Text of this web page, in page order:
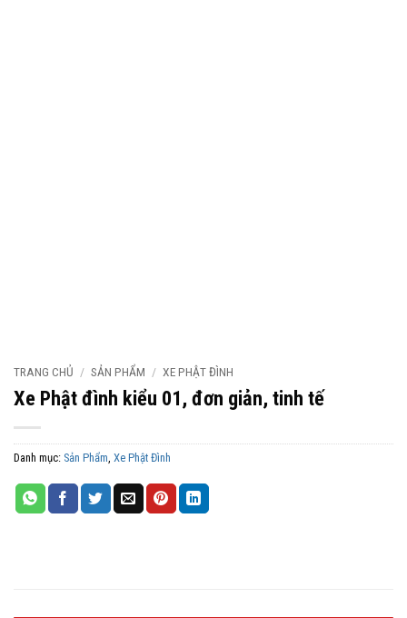
TRANG CHỦ / SẢN PHẨM / XE PHẬT ĐÌNH
Xe Phật đình kiểu 01, đơn giản, tinh tế
Danh mục: Sản Phẩm Xe Phật Đình